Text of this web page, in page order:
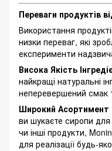
Переваги продуктів
Використання
низки переваг, які
експерименти
Висока Якість
найкращі натуральні
неперевершений смак
Широкий Асортимент
ви шукаєте сиропи
чи інші продукти,
для реалізації будь-